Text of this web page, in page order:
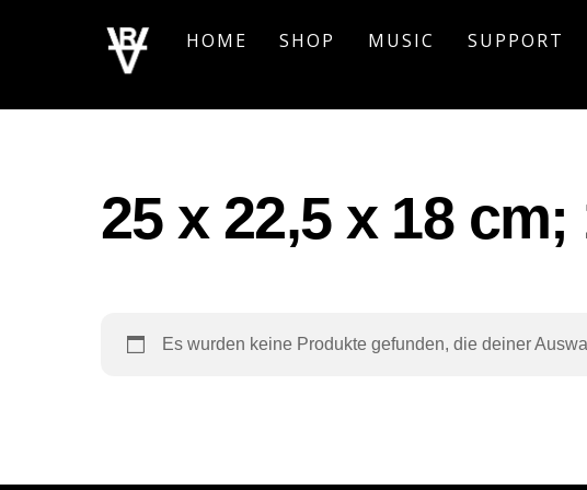
HOME SHOP MUSIC SUPPORT
‎25 x 22,5 x 18
Es wurden keine Produkte gefunden, die deiner